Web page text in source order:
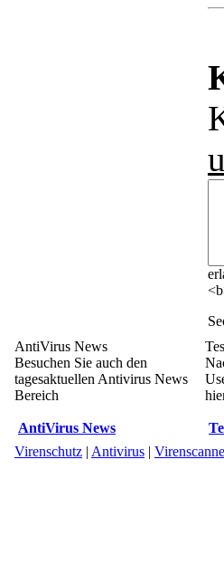
AntiVirus News
Besuchen Sie auch den
tagesaktuellen Antivirus News
Bereich
AntiVirus News
Virenschutz | Antivirus |